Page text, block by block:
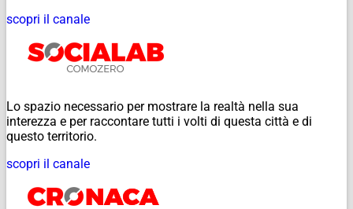
scopri il canale
Lo spazio necessario per mostrare la realtà nella sua
interezza e per raccontare tutti i volti di questa città e di
questo territorio.
scopri il canale